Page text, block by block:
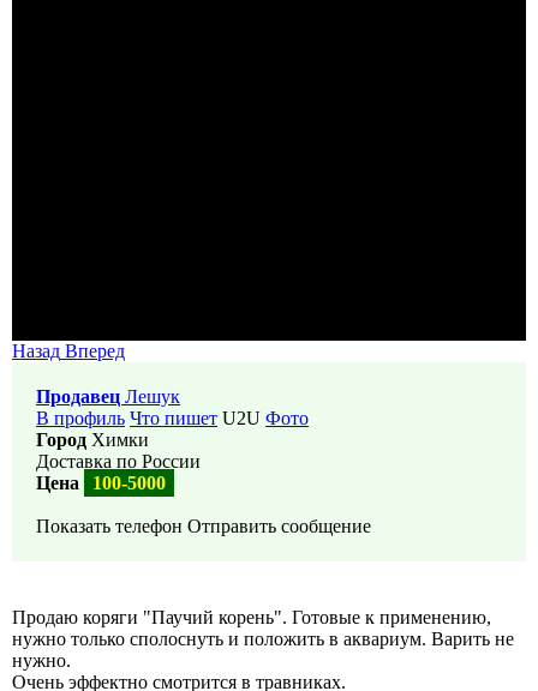
Назад Вперед
Продавец Лешук
В профиль Что пишет U2U Фото
Город Химки
Доставка по России
Цена
100-5000
Показать телефон Отправить сообщение
Продаю коряги "Паучий корень". Готовые к применению,
нужно только сполоснуть и положить в аквариум. Варить не
нужно.
Очень эффектно смотрится в травниках.